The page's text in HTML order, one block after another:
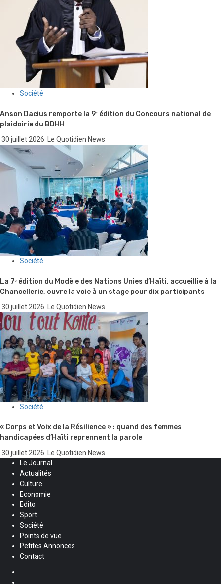
Société
Anson Dacius remporte la 9ᵉ édition du Concours national de
plaidoirie du BDHH
30 juillet 2026 Le Quotidien News
Société
La 7ᵉ édition du Modèle des Nations Unies d’Haïti, accueillie à la
Chancellerie, ouvre la voie à un stage pour dix participants
30 juillet 2026 Le Quotidien News
Société
« Corps et Voix de la Résilience » : quand des femmes
handicapées d’Haïti reprennent la parole
30 juillet 2026
Le Quotidien News
Le Journal
Actualités
Culture
Economie
Edito
Sport
Société
Points de vue
Petites Annonces
Contact